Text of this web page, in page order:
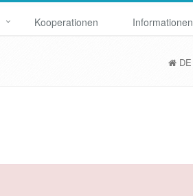
Kooperationen Informationen
DE